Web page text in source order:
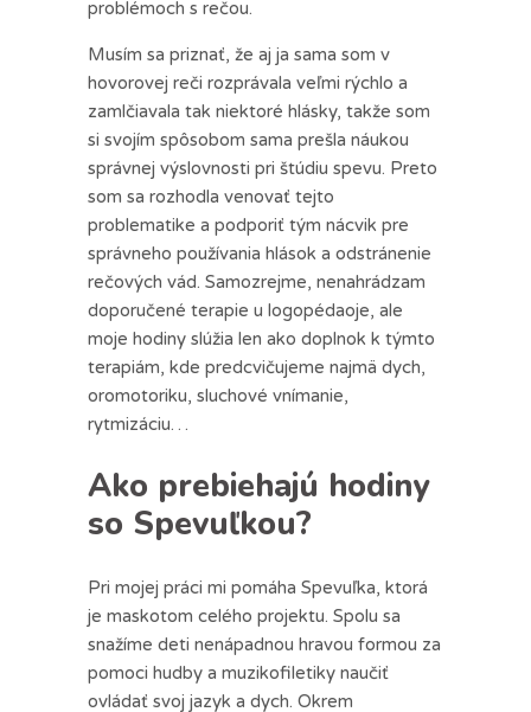
problémoch s rečou.
Musím sa priznať, že aj ja sama som v
hovorovej reči rozprávala veľmi rýchlo a
zamlčiavala tak niektoré hlásky, takže som
si svojím spôsobom sama prešla náukou
správnej výslovnosti pri štúdiu spevu. Preto
som sa rozhodla venovať tejto
problematike a podporiť tým nácvik pre
správneho používania hlások a odstránenie
rečových vád. Samozrejme, nenahrádzam
doporučené terapie u logopédaoje, ale
moje hodiny slúžia len ako doplnok k týmto
terapiám, kde predcvičujeme najmä dych,
oromotoriku, sluchové vnímanie,
rytmizáciu…
Ako prebiehajú hodiny
so Spevuľkou?
Pri mojej práci mi pomáha Spevuľka, ktorá
je maskotom celého projektu. Spolu sa
snažíme deti nenápadnou hravou formou za
pomoci hudby a muzikofiletiky naučiť
ovládať svoj jazyk a dych. Okrem